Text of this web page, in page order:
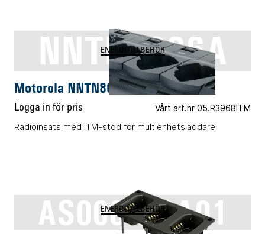
NNTN8036A
ENERGITILLBEHÖR
Motorola NNTN8036A
Logga in för pris Vårt art.nr 05.R3968ITM
Radioinsats med iTM-stöd för multienhetsladdare
AS000123A01
ENERGITILLBEHÖR